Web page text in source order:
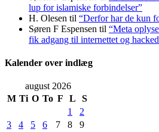
lup for islamiske forbindelser”
H. Olesen til “Derfor har de kun
Søren F Espensen til “Meta
fik adgang til internettet og
Kalender over indlæg
august 2026
M Ti O To F L
S
1
2
3
4 5 6 7 8
9